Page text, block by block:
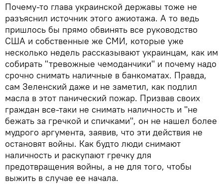
Почему-то глава украинской державы тоже не
разъяснил источник этого ажиотажа. А то ведь
пришлось бы прямо обвинять все руководство
США и собственные же СМИ, которые уже
несколько недель рассказывают украинцам, как им
собирать "тревожные чемоданчики" и почему надо
срочно снимать наличные в банкоматах. Правда,
сам Зеленский даже и не заметил, как подлил
масла в этот панический пожар. Призвав своих
граждан все-таки не снимать наличность и "не
бежать за гречкой и спичками", он не нашел более
мудрого аргумента, заявив, что эти действия не
остановят войны. Как будто люди снимают
наличность и раскупают гречку для
предотвращения войны, а не для того, чтобы
выжить в случае ее начала.